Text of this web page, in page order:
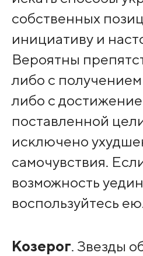
собственных
инициативу и
Вероятны
либо с
либо с
поставленной
исключено
самочувствия.
возможность
воспользуйтесь
Козерог. Звезды